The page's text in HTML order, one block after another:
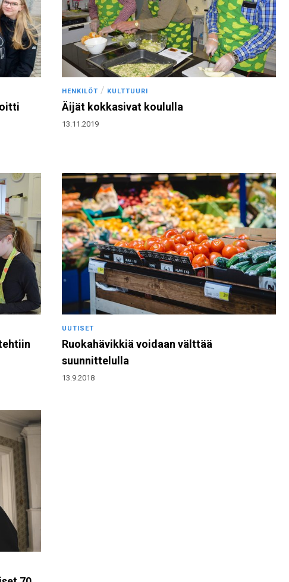
HENKILÖT / KULTTUURI
Äijät kokkasivat koululla
13.11.2019
UUTISET
Ruokahävikkiä voidaan välttää
suunnittelulla
13.9.2018